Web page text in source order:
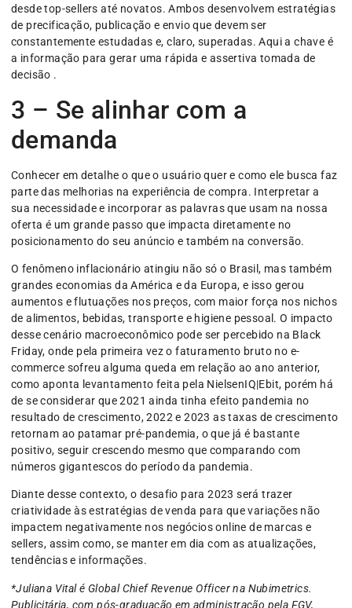
desde top-sellers até novatos. Ambos desenvolvem estratégias
de precificação, publicação e envio que devem ser
constantemente estudadas e, claro, superadas. Aqui a chave é
a informação para gerar uma rápida e assertiva tomada de
decisão .
3 – Se alinhar com a
demanda
Conhecer em detalhe o que o usuário quer e como ele busca faz
parte das melhorias na experiência de compra. Interpretar a
sua necessidade e incorporar as palavras que usam na nossa
oferta é um grande passo que impacta diretamente no
posicionamento do seu anúncio e também na conversão.
O fenômeno inflacionário atingiu não só o Brasil, mas também
grandes economias da América e da Europa, e isso gerou
aumentos e flutuações nos preços, com maior força nos nichos
de alimentos, bebidas, transporte e higiene pessoal. O impacto
desse cenário macroeconômico pode ser percebido na Black
Friday, onde pela primeira vez o faturamento bruto no e-
commerce sofreu alguma queda em relação ao ano anterior,
como aponta levantamento feita pela NielsenIQ|Ebit, porém há
de se considerar que 2021 ainda tinha efeito pandemia no
resultado de crescimento, 2022 e 2023 as taxas de crescimento
retornam ao patamar pré-pandemia, o que já é bastante
positivo, seguir crescendo mesmo que comparando com
números gigantescos do período da pandemia.
Diante desse contexto, o desafio para 2023 será trazer
criatividade às estratégias de venda para que variações não
impactem negativamente nos negócios online de marcas e
sellers, assim como, se manter em dia com as atualizações,
tendências e informações.
*Juliana Vital é Global Chief Revenue Officer na Nubimetrics.
Publicitária, com pós-graduação em administração pela FGV,